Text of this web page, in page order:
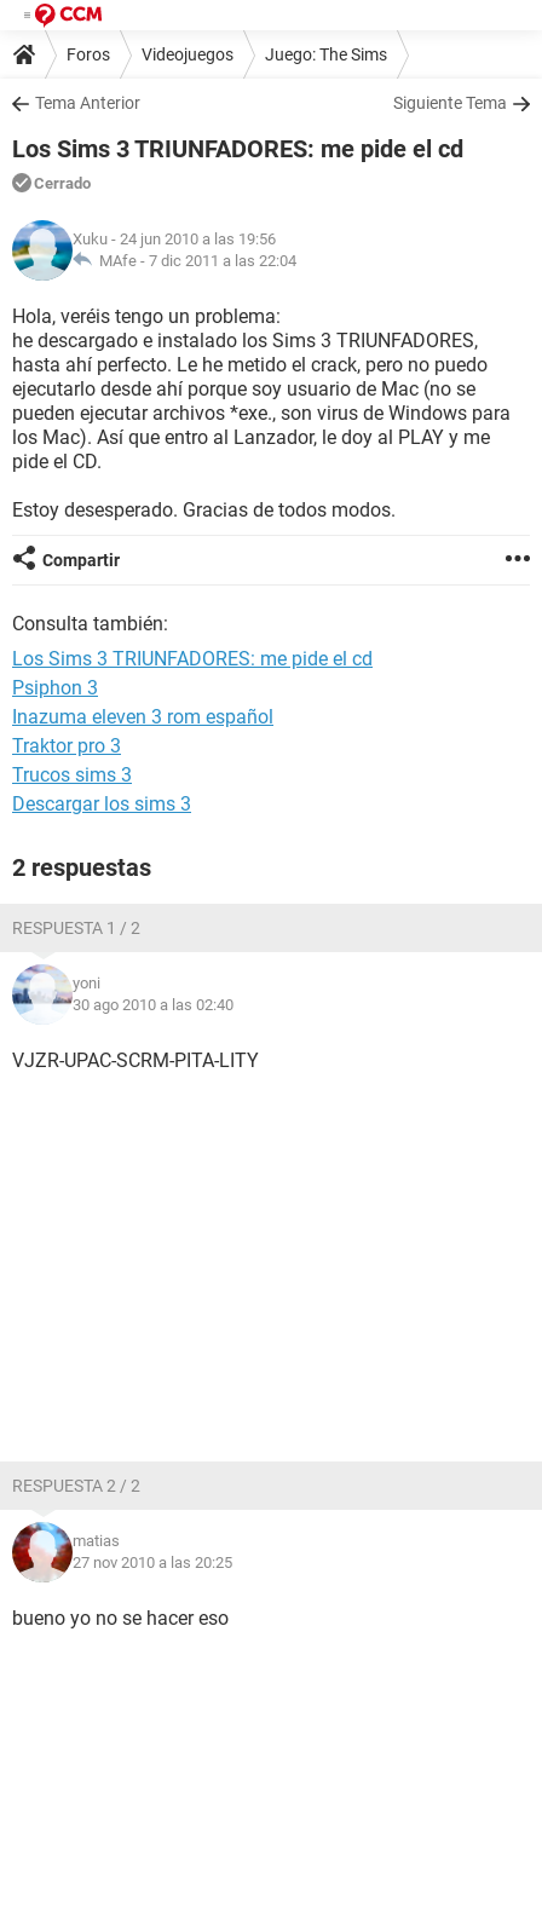
Foros Videojuegos Juego: The Sims
Tema Anterior Siguiente Tema
Los Sims 3 TRIUNFADORES: me pide el cd
Cerrado
Xuku - 24 jun 2010 a las 19:56
MAfe - 7 dic 2011 a las 22:04
Hola, veréis tengo un problema:
he descargado e instalado los Sims 3 TRIUNFADORES,
hasta ahí perfecto. Le he metido el crack, pero no puedo
ejecutarlo desde ahí porque soy usuario de Mac (no se
pueden ejecutar archivos *exe., son virus de Windows para
los Mac). Así que entro al Lanzador, le doy al PLAY y me
pide el CD.
Estoy desesperado. Gracias de todos modos.
Compartir
Consulta también:
Los Sims 3 TRIUNFADORES: me pide el cd
Psiphon 3
Inazuma eleven 3 rom español
Traktor pro 3
Trucos sims 3
Descargar los sims 3
2 respuestas
RESPUESTA 1 / 2
yoni
30 ago 2010 a las 02:40
VJZR-UPAC-SCRM-PITA-LITY
RESPUESTA 2 / 2
matias
27 nov 2010 a las 20:25
bueno yo no se hacer eso